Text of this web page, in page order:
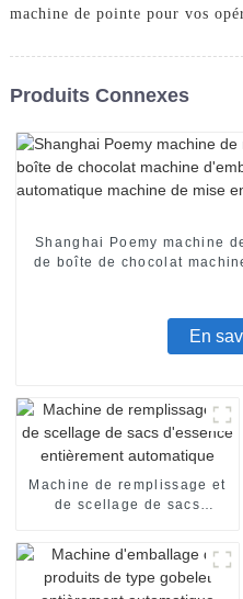
machine de pointe pour vos
Produits Connexes
Shanghai Poemy machine
de boîte de chocolat
En
Machine de remplissage et
de scellage de sacs